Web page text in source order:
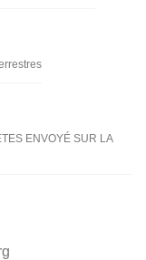
ENVOYÉ SUR LA